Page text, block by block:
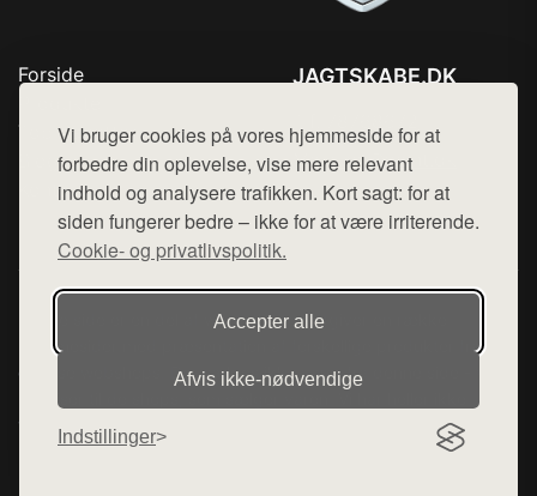
Vi bruger cookies på vores hjemmeside for at
forbedre din oplevelse, vise mere relevant
indhold og analysere trafikken. Kort sagt: for at
siden fungerer bedre – ikke for at være irriterende.
Cookie- og privatlivspolitik.
Accepter alle
Afvis ikke‑nødvendige
Indstillinger
Forside
Top Rabatter
Blog
Kontakt
JAGTSKABE.DK
Mail: hej@want.dk
Cookie- og privatlivspolitik
Denne side er en del af want.dk, der udgiver en række
hjemmesider med præsentation af forskellige produkter fra
diverse webshops. Der sælges ikke varer fra denne side - vi
henviser til de shops, som sælger varen. Vi har heller ikke
varerne på lager.